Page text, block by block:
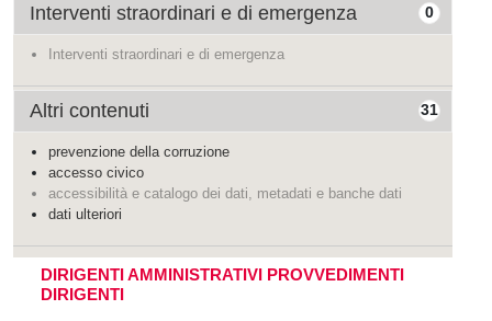
0
Interventi straordinari e di emergenza
Interventi straordinari e di emergenza
31
Altri contenuti
prevenzione della corruzione
accesso civico
accessibilità e catalogo dei dati, metadati e banche dati
dati ulteriori
DIRIGENTI AMMINISTRATIVI PROVVEDIMENTI
DIRIGENTI